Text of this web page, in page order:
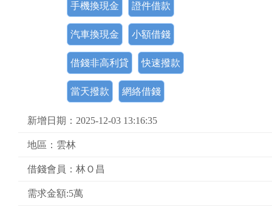
手機換現金 證件借款
汽車換現金 小額借錢
借錢非高利貸 快速撥款
當天撥款 網絡借錢
新增日期：2025-12-03 13:16:35
地區：雲林
借錢會員：林Ｏ昌
需求金額:5萬